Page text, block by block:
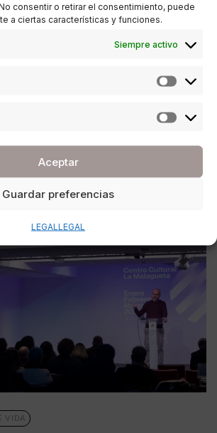
consentir o retirar el consentimiento, puede
a ciertas características y funciones.
Siempre activo
Aceptar
Guardar preferencias
LEGAL LEGAL
de Málaga 2026: autores, firmas
DE LECTURA
VIDA